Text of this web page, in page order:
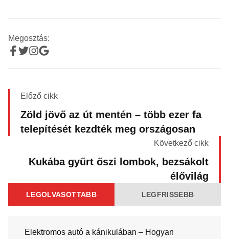
Megosztás:
Előző cikk
Zöld jövő az út mentén – több ezer fa
telepítését kezdték meg országosan
Következő cikk
Kukába gyűrt őszi lombok, bezsákolt
élővilág
LEGOLVASOTTABB LEGFRISSEBB
Elektromos autó a kánikulában – Hogyan